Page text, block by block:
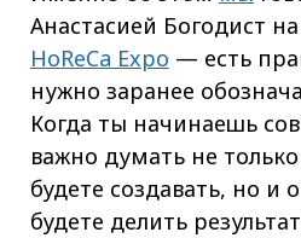
Анастасией Богодист
HoReCa Expo — есть
нужно заранее
Когда ты начинаешь
важно думать не
будете создавать, но и
будете делить